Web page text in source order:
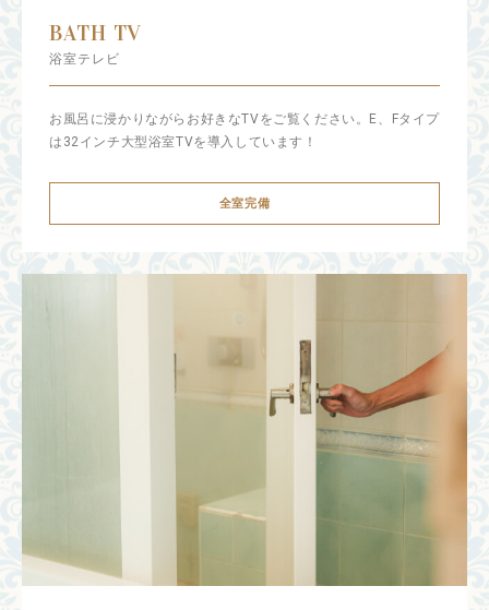
BATH TV
浴室テレビ
お風呂に浸かりながらお好きなTVをご覧ください。E、Fタイプ
は32インチ大型浴室TVを導入しています！
全室完備